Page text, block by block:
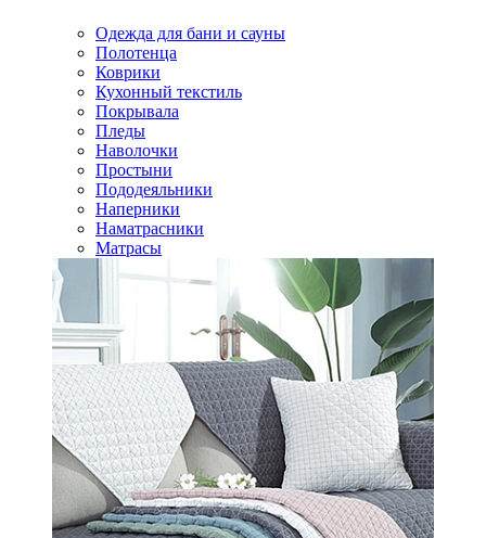
Одежда для бани и сауны
Полотенца
Коврики
Кухонный текстиль
Покрывала
Пледы
Наволочки
Простыни
Пододеяльники
Наперники
Наматрасники
Матрасы